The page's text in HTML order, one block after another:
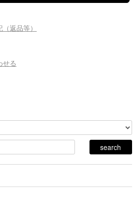
返品等）
せる